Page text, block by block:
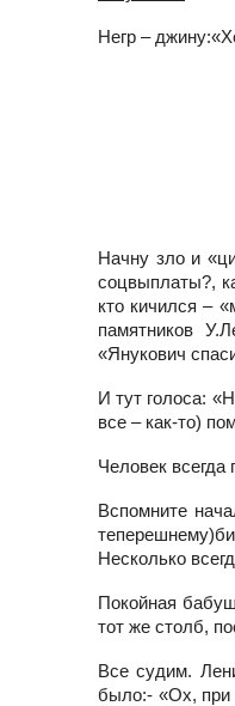
Негр –
Начну зло и
соцвыплаты?,
кто кичился –
памятников
«Янукович
И тут голоса:
все – как-то)
Человек всегда
Вспомните
Несколько
Покойная
тот же столб,
Все судим.
было:- «Ох, при